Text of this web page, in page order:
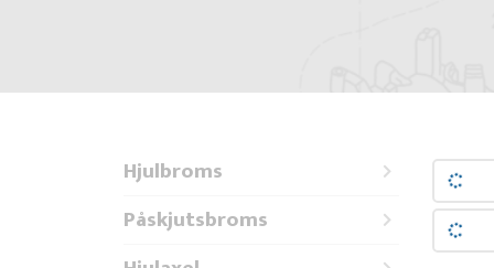
Hjulbroms
Påskjutsbroms